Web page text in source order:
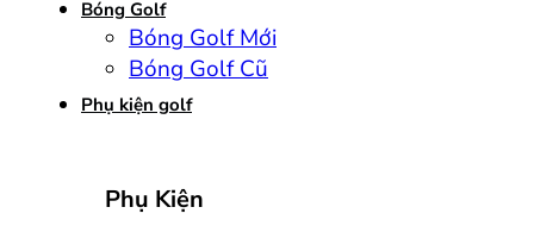
Bóng Golf
Bóng Golf Mới
Bóng Golf Cũ
Phụ kiện golf
Phụ Kiện